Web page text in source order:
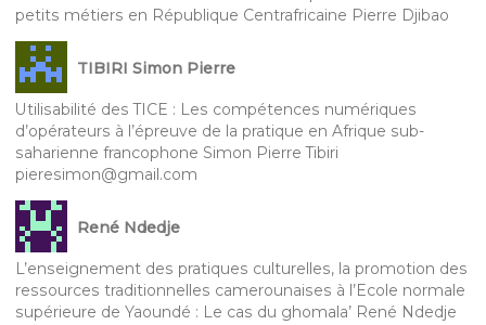
petits métiers en République Centrafricaine Pierre Djibao
TIBIRI Simon Pierre
Utilisabilité des TICE : Les compétences numériques
d’opérateurs à l’épreuve de la pratique en Afrique sub-
saharienne francophone Simon Pierre Tibiri
pieresimon@gmail.com
René Ndedje
L’enseignement des pratiques culturelles, la promotion des
ressources traditionnelles camerounaises à l’Ecole normale
supérieure de Yaoundé : Le cas du ghomala’ René Ndedje